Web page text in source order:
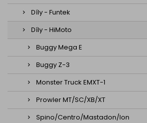
Díly - Funtek
Díly - HiMoto
Buggy Mega E
Buggy Z-3
Monster Truck EMXT-1
Prowler MT/SC/XB/XT
Spino/Centro/Mastadon/Ion